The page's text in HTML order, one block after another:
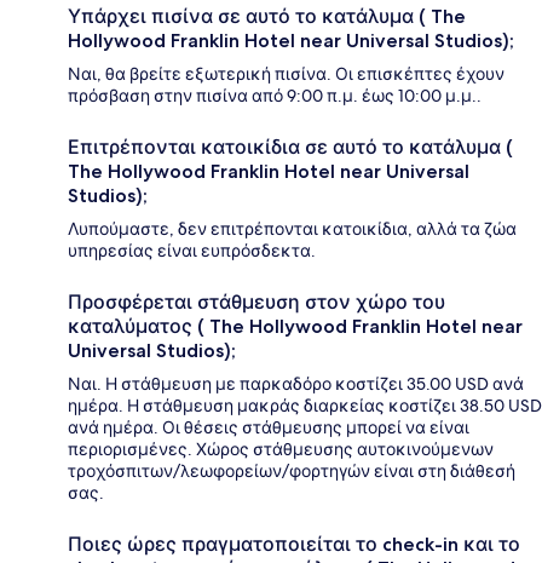
Υπάρχει πισίνα σε αυτό το κατάλυμα ( The
Hollywood Franklin Hotel near Universal Studios);
Ναι, θα βρείτε εξωτερική πισίνα. Οι επισκέπτες έχουν
πρόσβαση στην πισίνα από 9:00 π.μ. έως 10:00 μ.μ..
Επιτρέπονται κατοικίδια σε αυτό το κατάλυμα (
The Hollywood Franklin Hotel near Universal
Studios);
Λυπούμαστε, δεν επιτρέπονται κατοικίδια, αλλά τα ζώα
υπηρεσίας είναι ευπρόσδεκτα.
Προσφέρεται στάθμευση στον χώρο του
καταλύματος ( The Hollywood Franklin Hotel near
Universal Studios);
Ναι. Η στάθμευση με παρκαδόρο κοστίζει 35.00 USD ανά
ημέρα. Η στάθμευση μακράς διαρκείας κοστίζει 38.50 USD
ανά ημέρα. Οι θέσεις στάθμευσης μπορεί να είναι
περιορισμένες. Χώρος στάθμευσης αυτοκινούμενων
τροχόσπιτων/λεωφορείων/φορτηγών είναι στη διάθεσή
σας.
Ποιες ώρες πραγματοποιείται το check-in και το